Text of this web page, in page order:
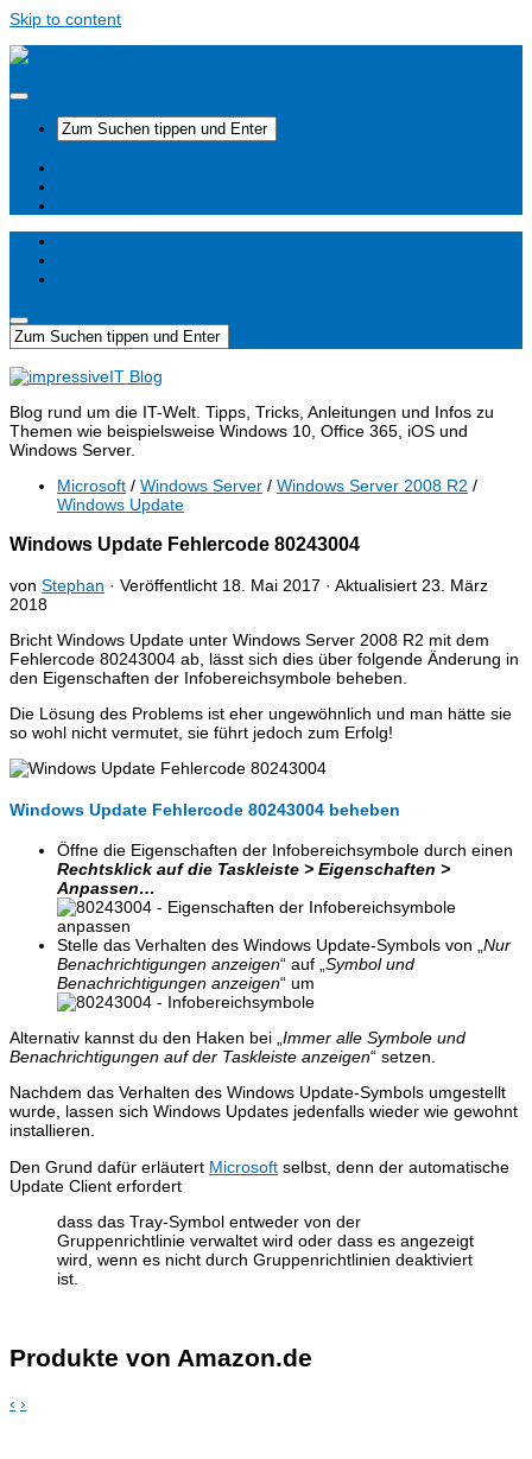
Skip to content
Blog rund um die IT-Welt. Tipps, Tricks, Anleitungen und Infos zu
Themen wie beispielsweise Windows 10, Office 365, iOS und
Windows Server.
Microsoft / Windows Server / Windows Server 2008 R2 /
Windows Update
Windows Update Fehlercode 80243004
von Stephan · Veröffentlicht 18. Mai 2017 · Aktualisiert 23. März
2018
Bricht Windows Update unter Windows Server 2008 R2 mit dem
Fehlercode 80243004 ab, lässt sich dies über folgende Änderung in
den Eigenschaften der Infobereichsymbole beheben.
Die Lösung des Problems ist eher ungewöhnlich und man hätte sie
so wohl nicht vermutet, sie führt jedoch zum Erfolg!
Windows Update Fehlercode 80243004 beheben
Öffne die Eigenschaften der Infobereichsymbole durch einen
Rechtsklick auf die Taskleiste > Eigenschaften >
Anpassen…
Stelle das Verhalten des Windows Update-Symbols von „Nur
Benachrichtigungen anzeigen“ auf „Symbol und
Benachrichtigungen anzeigen“ um
Alternativ kannst du den Haken bei „Immer alle Symbole und
Benachrichtigungen auf der Taskleiste anzeigen“ setzen.
Nachdem das Verhalten des Windows Update-Symbols umgestellt
wurde, lassen sich Windows Updates jedenfalls wieder wie gewohnt
installieren.
Den Grund dafür erläutert Microsoft selbst, denn der automatische
Update Client erfordert
dass das Tray-Symbol entweder von der
Gruppenrichtlinie verwaltet wird oder dass es angezeigt
wird, wenn es nicht durch Gruppenrichtlinien deaktiviert
ist.
Produkte von Amazon.de
‹ ›